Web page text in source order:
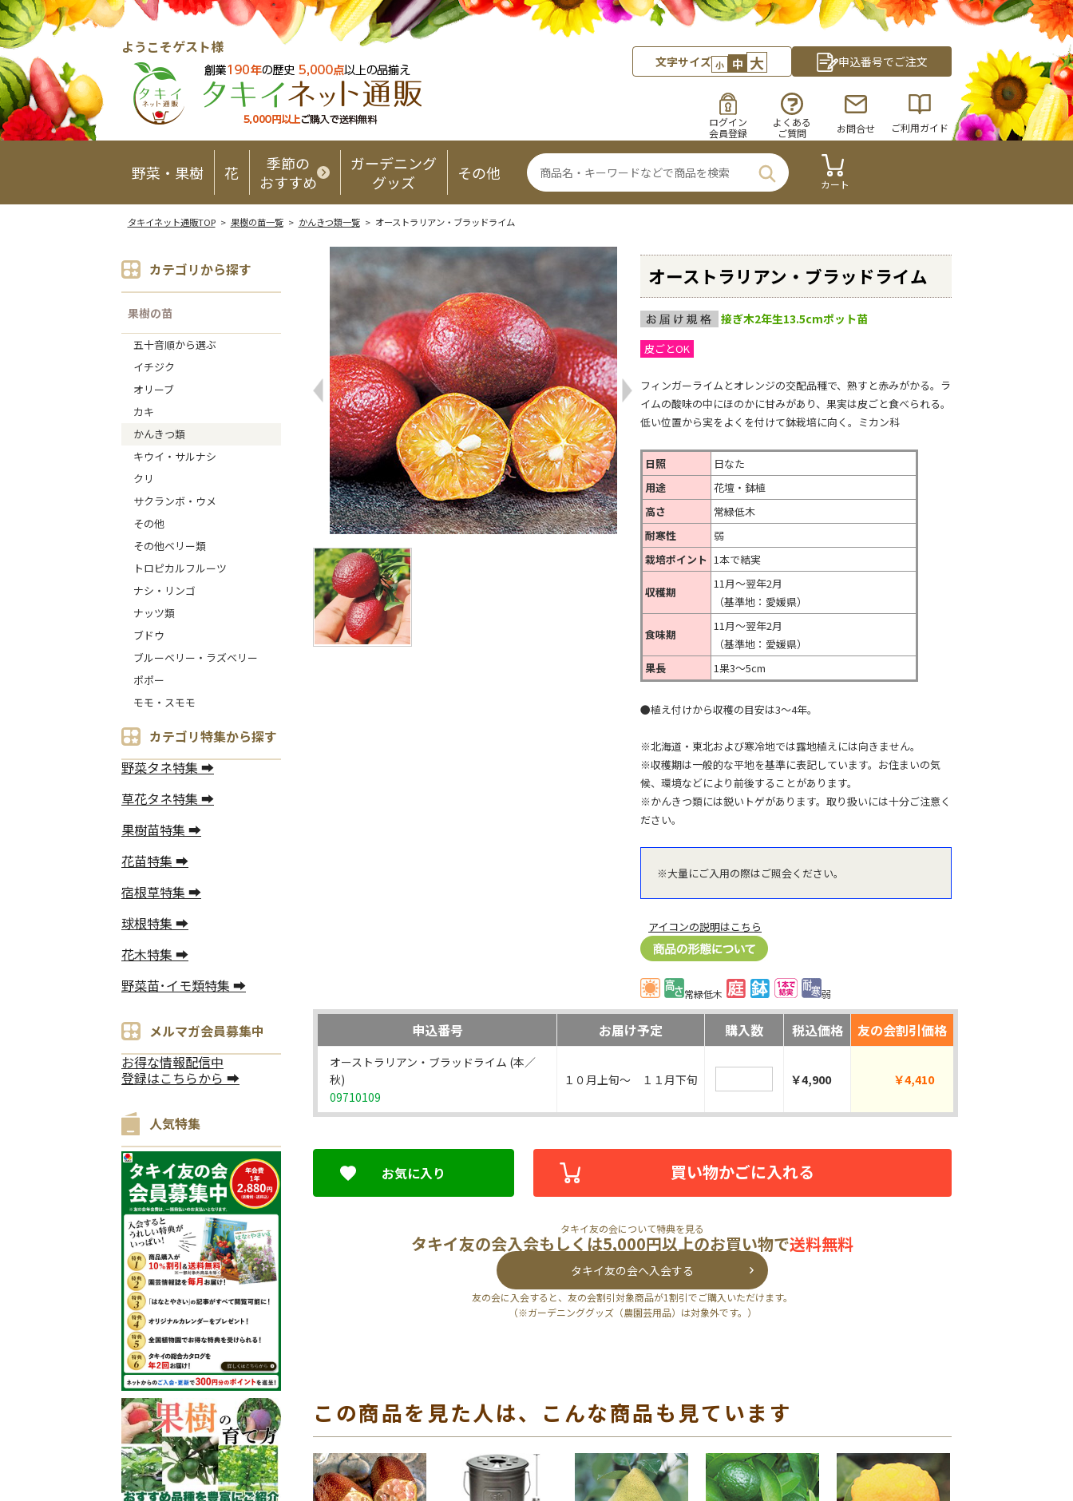
ようこそゲスト様
文字サイズ 小 中 大 申込番号でご注文
ログイン
会員登録
よくある
ご質問
お問合せ ご利用ガイド
野菜・果樹 花
季節の
おすすめ
ガーデニング
グッズ
その他
カート
タキイネット通販TOP> 果樹の苗一覧> かんきつ類一覧> オーストラリアン・ブラッドライム
カテゴリから探す
果樹の苗
五十音順から選ぶ
イチジク
オリーブ
カキ
かんきつ類
キウイ・サルナシ
クリ
サクランボ・ウメ
その他
その他ベリー類
トロピカルフルーツ
ナシ・リンゴ
ナッツ類
ブドウ
ブルーベリー・ラズベリー
ポポー
モモ・スモモ
カテゴリ特集から探す
野菜タネ特集 ➡
草花タネ特集 ➡
果樹苗特集 ➡
花苗特集 ➡
宿根草特集 ➡
球根特集 ➡
花木特集 ➡
野菜苗･イモ類特集 ➡
メルマガ会員募集中
お得な情報配信中
登録はこちらから ➡
人気特集
オーストラリアン・ブラッドライム
接ぎ木2年生13.5cmポット苗
皮ごとOK
フィンガーライムとオレンジの交配品種で、熟すと赤みがかる。ラ
イムの酸味の中にほのかに甘みがあり、果実は皮ごと食べられる。
低い位置から実をよくを付けて鉢栽培に向く。ミカン科
日照
日なた
用途
花壇・鉢植
高さ
常緑低木
耐寒性
弱
栽培ポイント 1本で結実
収穫期
11月～翌年2月
（基準地：愛媛県）
食味期
11月～翌年2月
（基準地：愛媛県）
果長
1果3～5cm
●植え付けから収穫の目安は3～4年。
※北海道・東北および寒冷地では露地植えには向きません。
※収穫期は一般的な平地を基準に表記しています。お住まいの気
候、環境などにより前後することがあります。
※かんきつ類には鋭いトゲがあります。取り扱いには十分ご注意く
ださい。
※大量にご入用の際はご照会ください。
アイコンの説明はこちら
常緑低木 弱
申込番号 お届け予定 購入数 税込価格 友の会割引価格
オーストラリアン・ブラッドライム (本／
秋)
09710109
１０月上旬～ １１月下旬 ￥4,900 ￥4,410
お気に入り 買い物かごに入れる
タキイ友の会について特典を見る
タキイ友の会入会もしくは5,000円以上のお買い物で送料無料
タキイ友の会へ入会する
友の会に入会すると、友の会割引対象商品が1割引でご購入いただけます。
（※ガーデニンググッズ（農園芸用品）は対象外です。）
この商品を見た人は、こんな商品も見ています